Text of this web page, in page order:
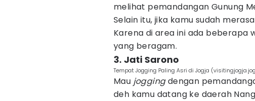
melihat pemandangan Gunung
Selain itu, jika kamu sudah
Karena di area ini ada beberapa
yang beragam.
3. Jati Sarono
Tempat Jogging Paling Asri di Jogja
Mau joggingdengan
deh kamu datang ke daerah